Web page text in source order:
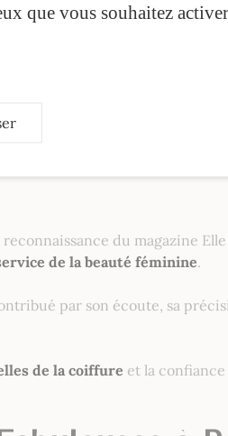
et fières de
reconnaissance du magazine
de la beauté féminine.
par son écoute, sa
de la coiffure et la
que vous souhaitez activer